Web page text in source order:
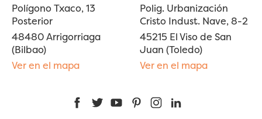
Polígono Txaco, 13
Posterior
48480 Arrigorriaga
(Bilbao)
Ver en el mapa
Polig. Urbanización
Cristo Indust. Nave, 8-2
45215 El Viso de San
Juan (Toledo)
Ver en el mapa
FacebookTwitterYouTubePinterestInstagram